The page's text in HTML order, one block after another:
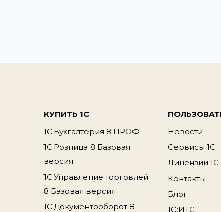
КУПИТЬ 1С
1С:Бухгалтерия 8 ПРОФ
1С:Розница 8 Базовая
версия
1С:Управление торговлей
8 Базовая версия
1С:Документооборот 8
Новости
Сервисы 1С
Лицензии 1С
Контакты
Блог
1С:ИТС